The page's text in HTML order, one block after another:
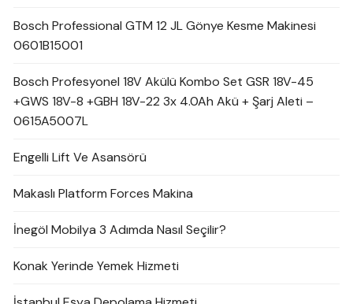
Bosch Professional GTM 12 JL Gönye Kesme Makinesi
0601B15001
Bosch Profesyonel 18V Akülü Kombo Set GSR 18V-45
+GWS 18V-8 +GBH 18V-22 3x 4.0Ah Akü + Şarj Aleti –
0615A5007L
Engelli Lift Ve Asansörü
Makaslı Platform Forces Makina
İnegöl Mobilya 3 Adımda Nasıl Seçilir?
Konak Yerinde Yemek Hizmeti